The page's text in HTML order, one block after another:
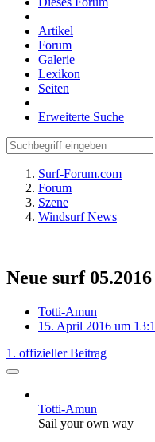
Artikel
Forum
Galerie
Lexikon
Seiten
Erweiterte Suche
Surf-Forum.com
Forum
Szene
Windsurf News
Neue surf 05.2016
Totti-Amun
15. April 2016 um
1. offizieller Beitrag
Totti-Amun
Sail your own way